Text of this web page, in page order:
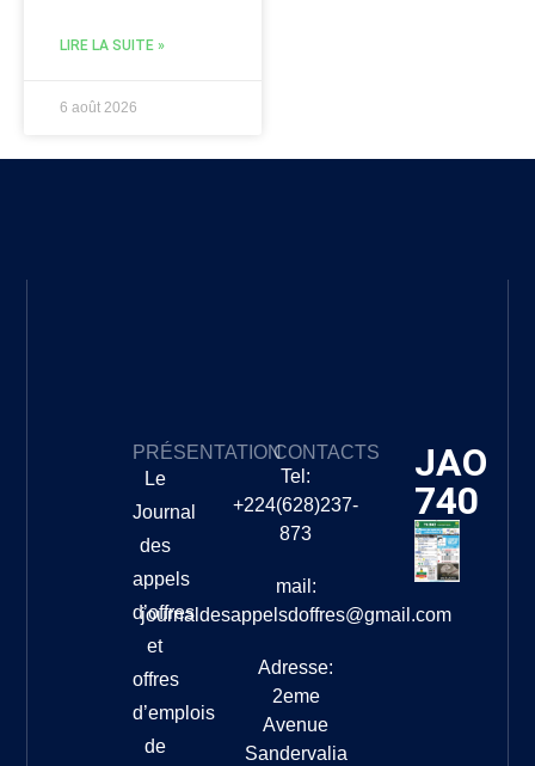
LIRE LA SUITE »
6 août 2026
PRÉSENTATION
Le
Journal
des
appels
d’offres
et
offres
d’emplois
de
CONTACTS
Tel:
+224(628)237-
873
mail:
journaldesappelsdoffres@gmail.com
Adresse:
2eme
Avenue
Sandervalia
JAO
740